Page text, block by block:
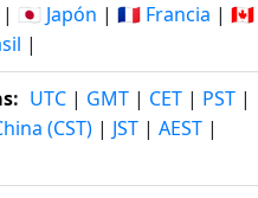
| 🇯🇵 Japón | 🇫🇷 Francia | 🇨🇦
|
: UTC | GMT | CET | PST |
(CST) | JST | AEST |